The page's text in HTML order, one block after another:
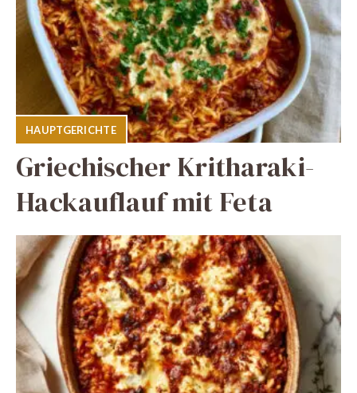
HAUPTGERICHTE
Griechischer Kritharaki-
Hackauflauf mit Feta